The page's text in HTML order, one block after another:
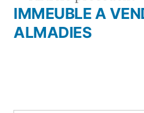
l’article
IMMEUBLE A
ALMADIES